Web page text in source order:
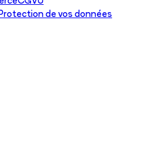
de vos données